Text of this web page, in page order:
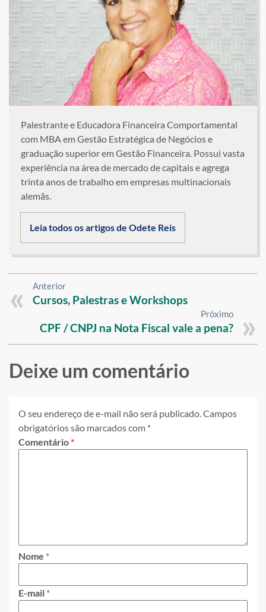
Palestrante e Educadora Financeira Comportamental
com MBA em Gestão Estratégica de Negócios e
graduação superior em Gestão Financeira. Possui vasta
experiência na área de mercado de capitais e agrega
trinta anos de trabalho em empresas multinacionais
alemãs.
Leia todos os artigos de Odete Reis
Anterior
Cursos, Palestras e Workshops
Próximo
CPF / CNPJ na Nota Fiscal vale a pena?
Deixe um comentário
O seu endereço de e-mail não será publicado.Campos
obrigatórios são marcados com *
Comentário*
Nome *
E-mail *